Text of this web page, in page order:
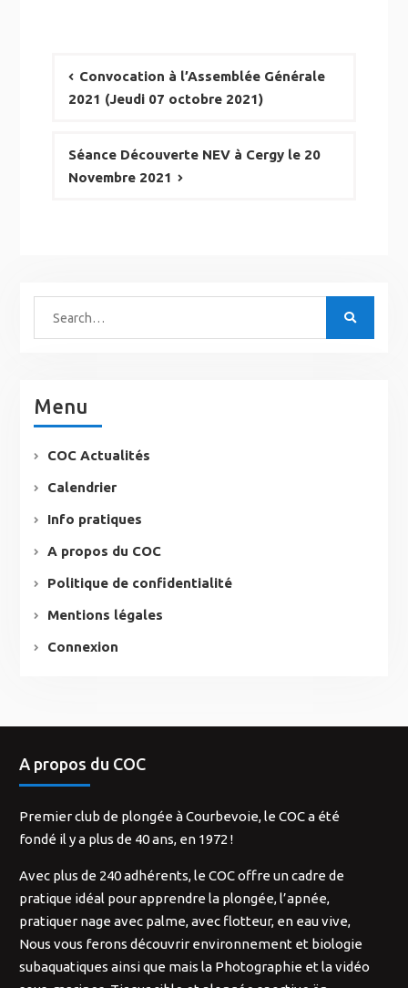
Convocation à l’Assemblée Générale
2021 (Jeudi 07 octobre 2021)
Séance Découverte NEV à Cergy le 20
Novembre 2021
Menu
COC Actualités
Calendrier
Info pratiques
A propos du COC
Politique de confidentialité
Mentions légales
Connexion
A propos du COC
Premier club de plongée à Courbevoie, le COC a été
fondé il y a plus de 40 ans, en 1972 !
Avec plus de 240 adhérents, le COC offre un cadre de
pratique idéal pour apprendre la plongée, l’apnée,
pratiquer nage avec palme, avec flotteur, en eau vive,
Nous vous ferons découvrir environnement et biologie
subaquatiques ainsi que mais la Photographie et la vidéo